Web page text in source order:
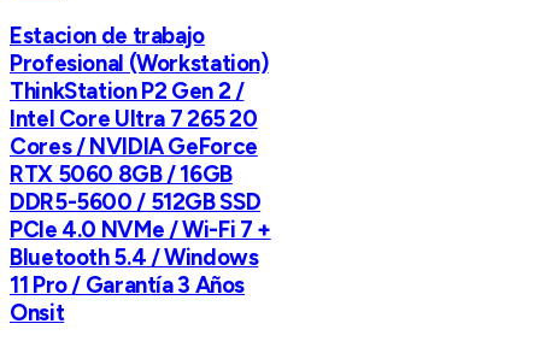
Estacion de trabajo
Profesional (Workstation)
ThinkStation P2 Gen 2 /
Intel Core Ultra 7 265 20
Cores / NVIDIA GeForce
RTX 5060 8GB / 16GB
DDR5-5600 / 512GB SSD
PCIe 4.0 NVMe / Wi-Fi 7 +
Bluetooth 5.4 / Windows
11 Pro / Garantía 3 Años
Onsit